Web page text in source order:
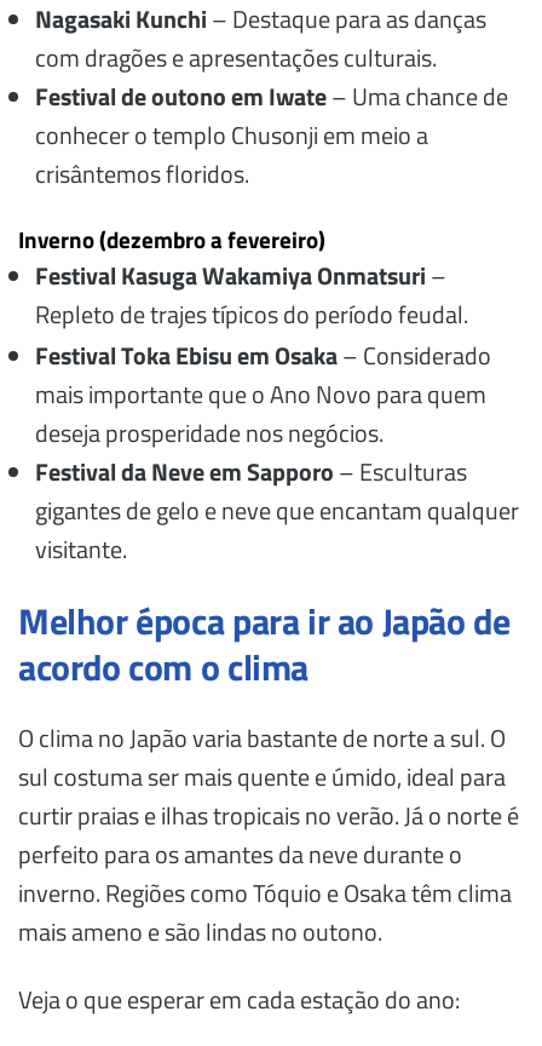
Nagasaki Kunchi– Destaque para as danças
com dragões e apresentações culturais.
Festival de outono em Iwate– Uma chance de
conhecer o templo Chusonji em meio a
crisântemos floridos.
Inverno (dezembro a fevereiro)
Festival Kasuga Wakamiya Onmatsuri–
Repleto de trajes típicos do período feudal.
Festival Toka Ebisu em Osaka– Considerado
mais importante que o Ano Novo para quem
deseja prosperidade nos negócios.
Festival da Neve em Sapporo– Esculturas
gigantes de gelo e neve que encantam qualquer
visitante.
Melhor época para ir ao Japão de
acordo com o clima
O clima no Japão varia bastante de norte a sul. O
sul costuma ser mais quente e úmido, ideal para
curtir praias e ilhas tropicais no verão. Já o norte é
perfeito para os amantes da neve durante o
inverno. Regiões como Tóquio e Osaka têm clima
mais ameno e são lindas no outono.
Veja o que esperar em cada estação do ano: